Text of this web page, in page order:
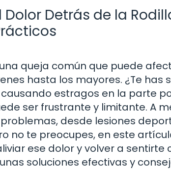
Detrás de la
queja común que puede
hasta los mayores. ¿Te has
estragos en la parte
ser frustrante y limitante. A
desde lesiones
no te preocupes, en este
ese dolor y volver a sentirte
soluciones efectivas y